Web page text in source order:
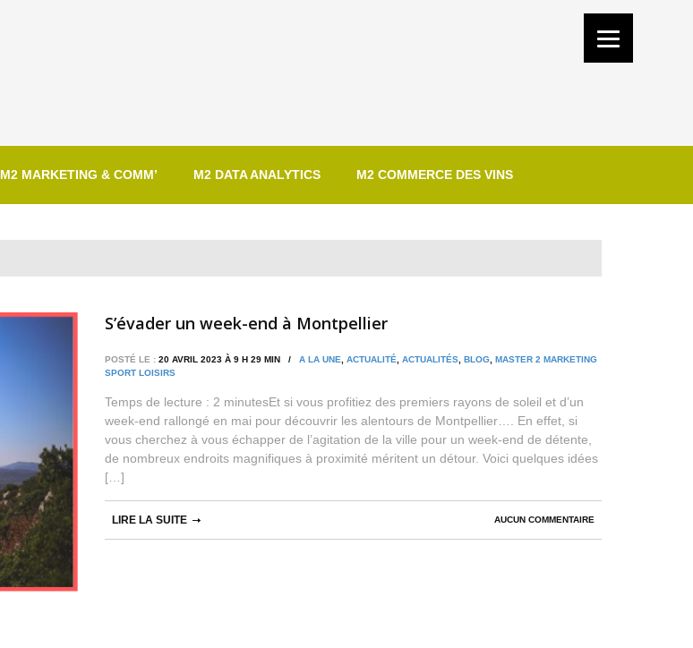
M2 MARKETING & COMM’ M2 DATA ANALYTICS M2 COMMERCE DES VINS
S’évader un week-end à Montpellier
POSTÉ LE : 20 AVRIL 2023 À 9 H 29 MIN / A LA UNE ACTUALITÉ ACTUALITÉS BLOG MASTER 2 MARKETING
SPORT LOISIRS
Temps de lecture : 2 minutesEt si vous profitiez des premiers rayons de soleil et d’un
week-end rallongé en mai pour découvrir les alentours de Montpellier…. En effet, si
vous cherchez à vous échapper de l’agitation de la ville pour un week-end de détente,
de nombreux endroits magnifiques à proximité méritent un détour. Voici quelques idées
[…]
AUCUN COMMENTAIRE
LIRE LA SUITE